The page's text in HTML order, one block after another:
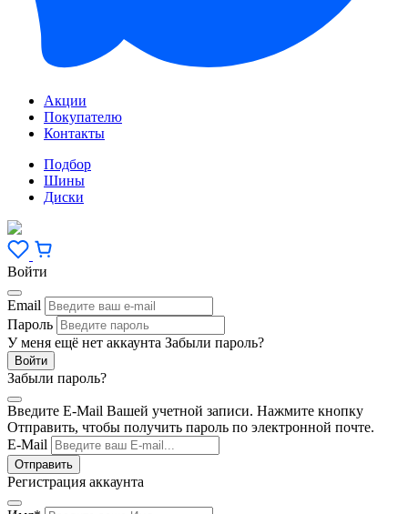
Акции
Покупателю
Контакты
Подбор
Шины
Диски
Войти
Email
Пароль
У меня ещё нет аккаунта Забыли пароль?
Забыли пароль?
Введите E-Mail Вашей учетной записи. Нажмите кнопку
Отправить, чтобы получить пароль по электронной почте.
E-Mail
Регистрация аккаунта